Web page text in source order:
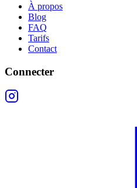
À propos
Blog
FAQ
Tarifs
Contact
Connecter